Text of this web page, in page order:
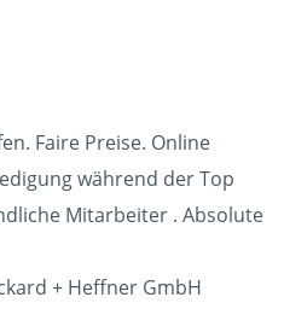
Faire Preise. Online
während der Top
Mitarbeiter . Absolute
+ Heffner GmbH